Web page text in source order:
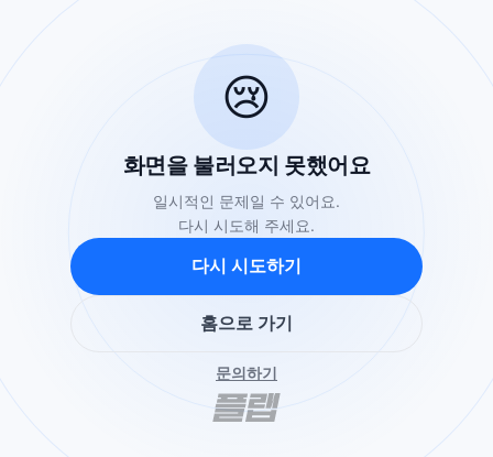
😢
화면을 불러오지 못했어요
일시적인 문제일 수 있어요.
다시 시도해 주세요.
다시 시도하기
홈으로 가기
문의하기